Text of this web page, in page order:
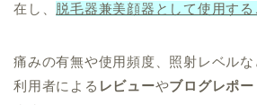
在し、 脱毛器兼美顔器として使用する
痛みの有無や使用頻度、照射レベル
利用者による レビューやブログレポー